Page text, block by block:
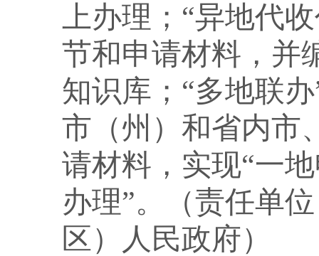
上办理；“异地代
节和申请材料，并
知识库；“多地联
市（州）和省内市
请材料，实现“一
办理”。（责任单
区）人民政府）